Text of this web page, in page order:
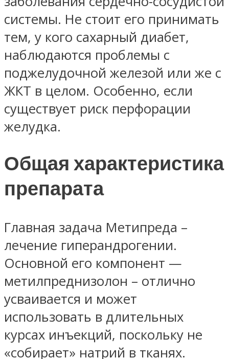
системы. Не стоит его принимать
тем, у кого сахарный диабет,
наблюдаются проблемы с
поджелудочной железой или же с
ЖКТ в целом. Особенно, если
существует риск перфорации
желудка.
Общая характеристика
препарата
Главная задача Метипреда –
лечение гиперандрогении.
Основной его компонент —
метилпреднизолон – отлично
усваивается и может
использовать в длительных
курсах инъекций, поскольку не
«собирает» натрий в тканях.